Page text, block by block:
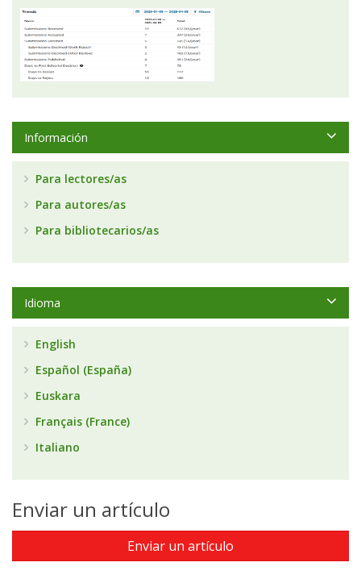
Información
Para lectores/as
Para autores/as
Para bibliotecarios/as
Idioma
English
Español (España)
Euskara
Français (France)
Italiano
Enviar un artículo
Enviar un artículo